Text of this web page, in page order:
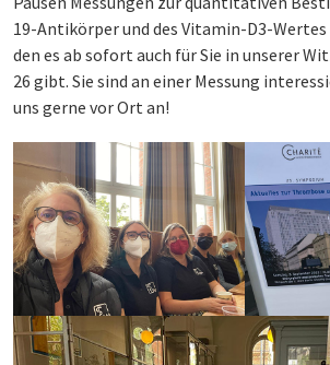
19-Antikörper und des Vitamin-D3-Wertes
den es ab sofort auch für Sie in unserer
26 gibt. Sie sind an einer Messung
uns gerne vor Ort an!